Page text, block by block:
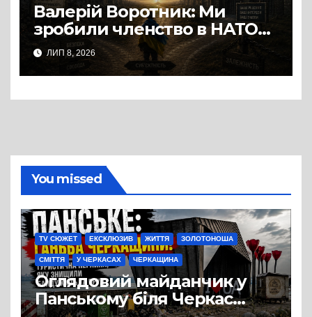
Валерій Воротник: Ми
зробили членство в НАТО
та ЄС метою, а не
інструментом
ЛИП 8, 2026
You missed
TV СЮЖЕТ ЕКСКЛЮЗИВ ЖИТТЯ ЗОЛОТОНОША
СМІТТЯ У ЧЕРКАСАХ ЧЕРКАЩИНА
Оглядовий майданчик у
Панському біля Черкас